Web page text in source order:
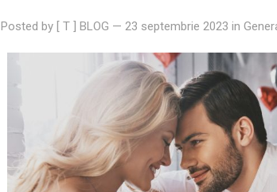
Posted by [ T ] BLOG — 23 septembrie 2023 in